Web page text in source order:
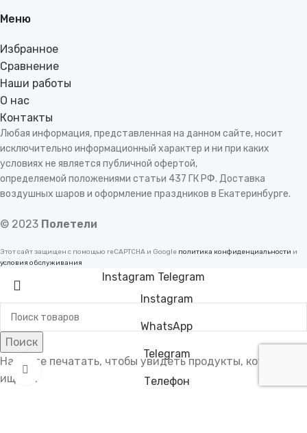
Нажмите, чтобы увеличить
Меню
Избранное
Сравнение
Наши работы
О нас
Контакты
Любая информация, представленная на данном сайте, носит
исключительно информационный характер и ни при каких
условиях не является публичной офертой,
определяемой положениями статьи 437 ГК РФ. Доставка
воздушных шаров и оформление праздников в Екатеринбурге.
© 2023 Полетели
Этот сайт защищен с помощью reCAPTCHA и Google политика конфиденциальности и
условия обслуживания
Поиск
Начните печатать, чтобы увидеть продукты, которые вы
ищете.
Instagram Telegram
Instagram
WhatsApp
Telegram
Телефон